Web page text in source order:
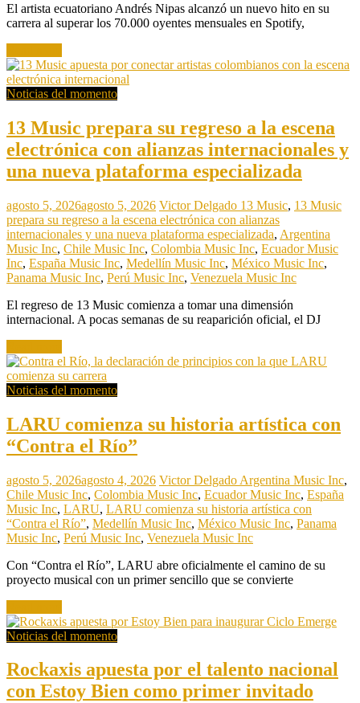
El artista ecuatoriano Andrés Nipas alcanzó un nuevo hito en su
carrera al superar los 70.000 oyentes mensuales en Spotify,
Noticias del momento
13 Music prepara su regreso a la escena
electrónica con alianzas internacionales y
una nueva plataforma especializada
agosto 5, 2026agosto 5, 2026 Victor Delgado 13 Music, 13 Music
prepara su regreso a la escena electrónica con alianzas
internacionales y una nueva plataforma especializada, Argentina
Music Inc, Chile Music Inc, Colombia Music Inc, Ecuador Music
Inc, España Music Inc, Medellín Music Inc, México Music Inc,
Panama Music Inc, Perú Music Inc, Venezuela Music Inc
El regreso de 13 Music comienza a tomar una dimensión
internacional. A pocas semanas de su reaparición oficial, el DJ
Noticias del momento
LARU comienza su historia artística con
“Contra el Río”
agosto 5, 2026agosto 4, 2026 Victor Delgado Argentina Music Inc,
Chile Music Inc, Colombia Music Inc, Ecuador Music Inc, España
Music Inc, LARU, LARU comienza su historia artística con
“Contra el Río”, Medellín Music Inc, México Music Inc, Panama
Music Inc, Perú Music Inc, Venezuela Music Inc
Con “Contra el Río”, LARU abre oficialmente el camino de su
proyecto musical con un primer sencillo que se convierte
Noticias del momento
Rockaxis apuesta por el talento nacional
con Estoy Bien como primer invitado